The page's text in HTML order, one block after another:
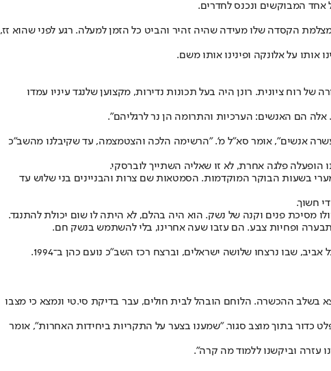
המבוקשים ונכנס לחדרים.
הקסדה שלו מעידה שהיה זהיר והביט כל הזמן למעלה. רגע לפני שהוא זז,
אותו על אלונקה ופינינו אותו משם.
רוח ציונית. רונן היה בעל תכונות נדירות, מקצוען שלנגד עיניו עמדו
הם האנשים: הערכיות והתרומה הן נר לרגליהם".
מעשרה אנשים", אומר סא"ל מ'. "הרשימה הלכה והצטמצמה, עד שקיבלנו מהשב"כ
הופעלה פלגה אחרת, לא זו שאליה השתייך לוברסקי.
בשעות הבוקר המוקדמות. הסמטאות שם צרות והבניינים בני שלוש עד
חשוך.
מסיכת פנים וקנה של נשק. הוא היה בהלם, לא היתה לו שום יכולת להתנגד.
למחרת מעצרו התברר כי לאבו חמיד עבר עשיר של שנאה. כמעט כל החמולה שלו פעילה בחמאס, ואחיו היו מעורבים בפיגוע ב"סי פוד מרקט" בתל אביב, שבו נרצחו שלושה ישראלים, וברצח רכז השב"כ נועם כהן ב־1994.
ההכשרה. הלוחם הובהל לבית חולים, עבר בדיקת סי.טי ונמצא כי מצבו
כדור בתוך מוצב סגור. "שמענו בצער על התקריות ביחידות האחרות", אומר
עזרה וביקשנו ללמוד מה קרה".